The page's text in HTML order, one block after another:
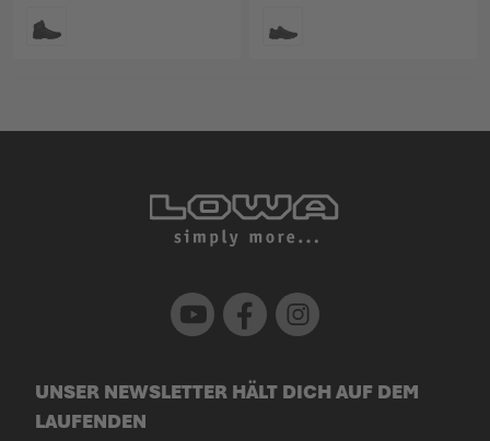
Youtube Facebook Instagram
UNSER NEWSLETTER HÄLT DICH AUF DEM
LAUFENDEN